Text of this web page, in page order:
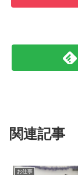
関連記事
お仕事